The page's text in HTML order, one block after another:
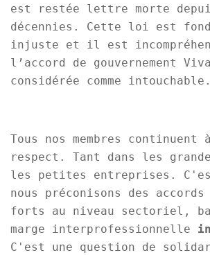
est restée lettre morte
décennies. Cette loi est
injuste et il est
l’accord de gouvernement
considérée comme
Tous nos membres
respect. Tant dans les
les petites entreprises.
nous préconisons des
forts au niveau sectoriel,
marge interprofessionnelle
C'est une question de